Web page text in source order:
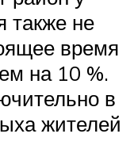
также не
время
на 10 %.
в
жителей